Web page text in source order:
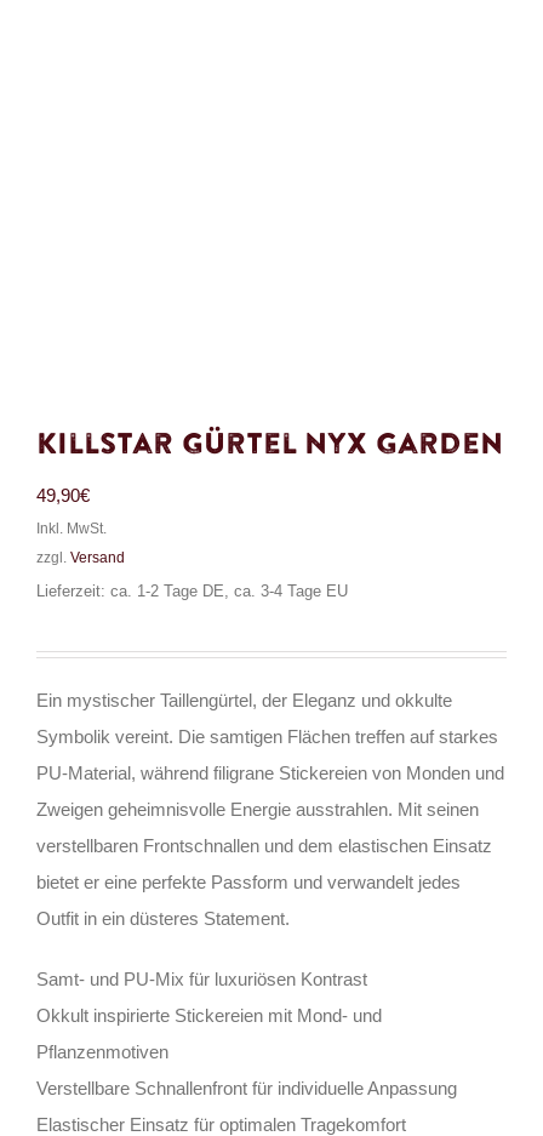
Killstar Gürtel Nyx Garden
49,90€
Inkl. MwSt.
zzgl. Versand
Lieferzeit: ca. 1-2 Tage DE, ca. 3-4 Tage EU
Ein mystischer Taillengürtel, der Eleganz und okkulte
Symbolik vereint. Die samtigen Flächen treffen auf starkes
PU-Material, während filigrane Stickereien von Monden und
Zweigen geheimnisvolle Energie ausstrahlen. Mit seinen
verstellbaren Frontschnallen und dem elastischen Einsatz
bietet er eine perfekte Passform und verwandelt jedes
Outfit in ein düsteres Statement.
Samt- und PU-Mix für luxuriösen Kontrast
Okkult inspirierte Stickereien mit Mond- und
Pflanzenmotiven
Verstellbare Schnallenfront für individuelle Anpassung
Elastischer Einsatz für optimalen Tragekomfort